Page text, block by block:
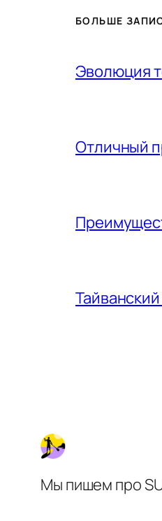
БОЛЬШЕ
Эволюция
Отличный
Мы пишем про